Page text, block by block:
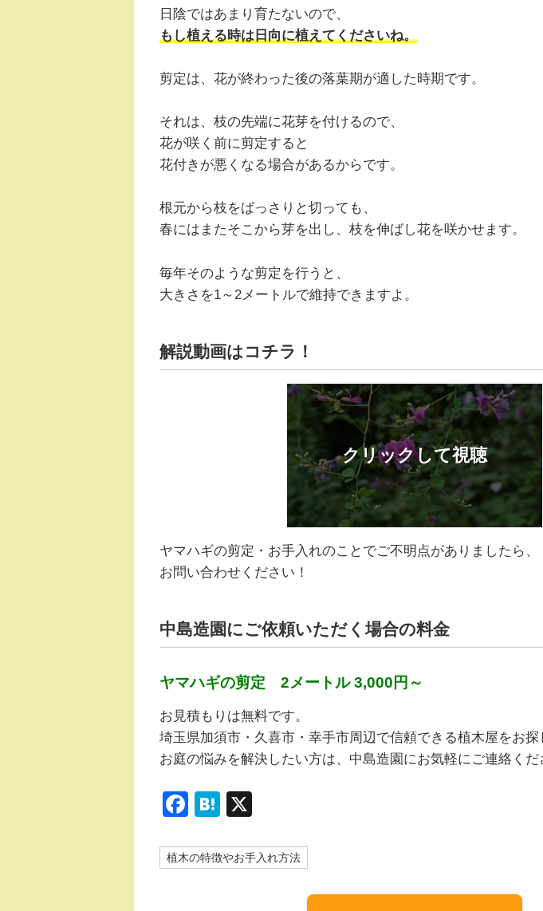
日陰ではあまり育たないので、
もし植える時は日向に植えてくださいね。
剪定は、花が終わった後の落葉期が適した時期です。
それは、枝の先端に花芽を付けるので、
花が咲く前に剪定すると
花付きが悪くなる場合があるからです。
根元から枝をばっさりと切っても、
春にはまたそこから芽を出し、枝を伸ばし花を咲かせます。
毎年そのような剪定を行うと、
大きさを1～2メートルで維持できますよ。
解説動画はコチラ！
ヤマハギの剪定・お手入れのことでご不明点がありましたら、
お問い合わせください！
中島造園にご依頼いただく場合の料金
ヤマハギの剪定 2メートル 3,000円～
お見積もりは無料です。
埼玉県加須市・久喜市・幸手市周辺で信頼できる植木屋をお探
お庭の悩みを解決したい方は、中島造園にお気軽にご連絡くだ
F
c
H
e
植木の特徴やお手入れ方法